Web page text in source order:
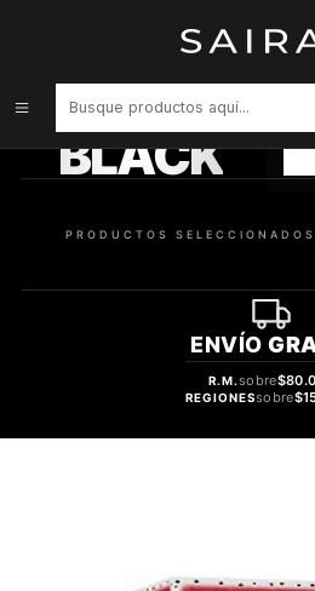
Perfume Katy Perry Killer Queen Mujer
BLACK
PRODUCTOS SELECCIONADOS
ENVÍO
R.M.sobre
REGIONESsobre